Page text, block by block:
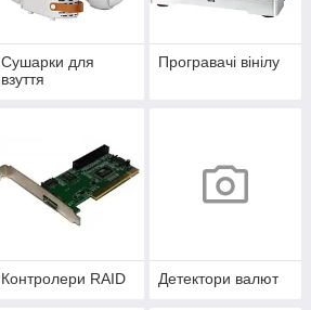
Сушарки для
взуття
Програвачі вінілу
Контролери RAID Детектори валют